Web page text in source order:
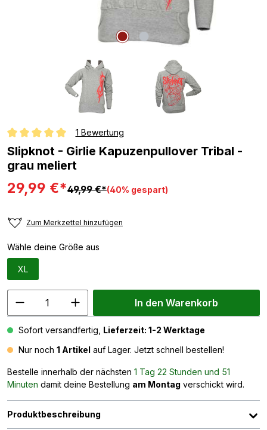
Durchschnittliche Bewertung von 5 von 5 Sternen
1 Bewertung
Slipknot - Girlie Kapuzenpullover Tribal -
grau meliert
29,99 €*49,99 €*(40% gespart)
Zum Merkzettel hinzufügen
Wähle deine Größe aus
XL
In den Warenkorb
Sofort versandfertig, Lieferzeit: 1-2 Werktage
Nur noch 1 Artikel auf Lager. Jetzt schnell bestellen!
Bestelle innerhalb der nächsten 1 Tag 22 Stunden und 51
Minuten damit deine Bestellung am Montag verschickt wird.
Produktbeschreibung